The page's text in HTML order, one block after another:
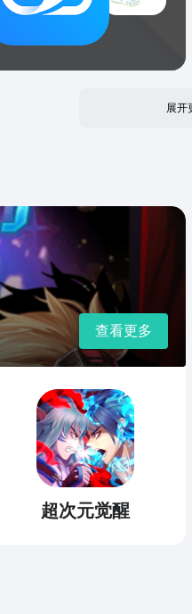
、客户关系、财务报销
投屏盒子、会议大屏、
展开
查看更多
超次元觉醒